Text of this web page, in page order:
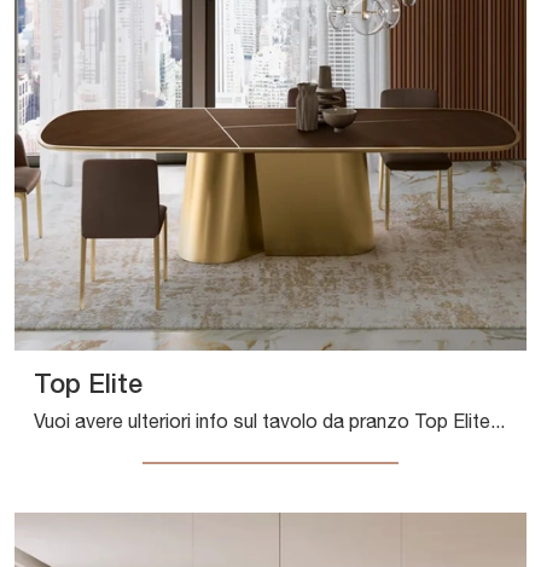
Top Elite
Vuoi avere ulteriori info sul tavolo da pranzo Top Elite di Bontempi? Clicca e ottieni informazioni sui modelli fissi della firma.